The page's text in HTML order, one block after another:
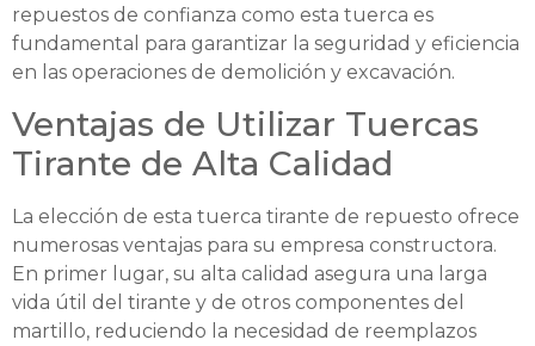
repuestos de confianza como esta tuerca es
fundamental para garantizar la seguridad y eficiencia
en las operaciones de demolición y excavación.
Ventajas de Utilizar Tuercas
Tirante de Alta Calidad
La elección de esta tuerca tirante de repuesto ofrece
numerosas ventajas para su empresa constructora.
En primer lugar, su alta calidad asegura una larga
vida útil del tirante y de otros componentes del
martillo, reduciendo la necesidad de reemplazos